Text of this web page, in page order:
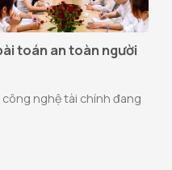
toán an toàn người
nghệ tài chính đang